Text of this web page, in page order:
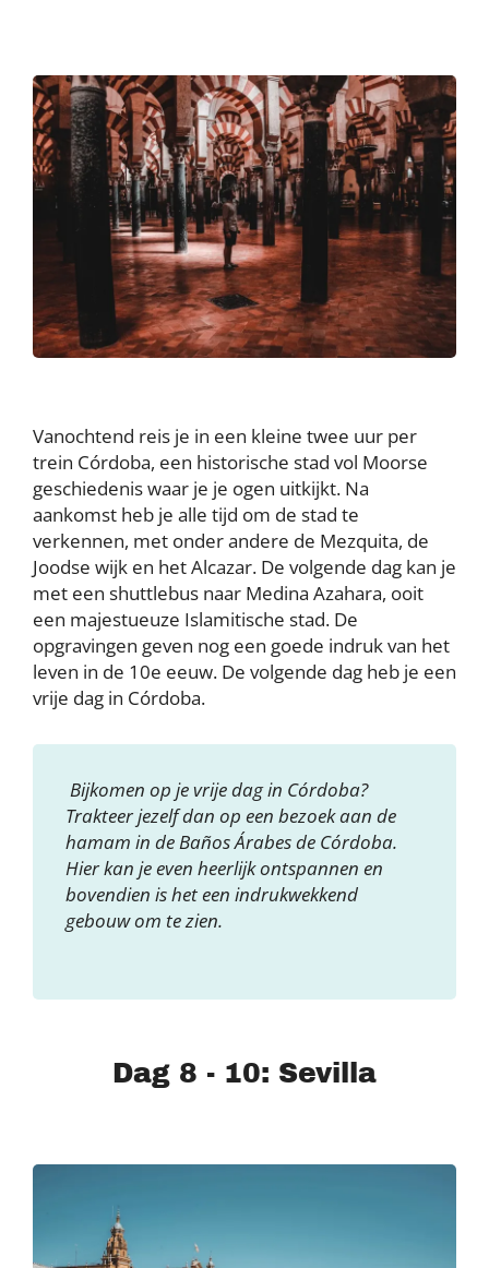
Vanochtend reis je in een kleine twee uur per
trein Córdoba, een historische stad vol Moorse
geschiedenis waar je je ogen uitkijkt. Na
aankomst heb je alle tijd om de stad te
verkennen, met onder andere de Mezquita, de
Joodse wijk en het Alcazar. De volgende dag kan je
met een shuttlebus naar Medina Azahara, ooit
een majestueuze Islamitische stad. De
opgravingen geven nog een goede indruk van het
leven in de 10e eeuw. De volgende dag heb je een
vrije dag in Córdoba.
Bijkomen op je vrije dag in Córdoba?
Trakteer jezelf dan op een bezoek aan de
hamam in de Baños Árabes de Córdoba.
Hier kan je even heerlijk ontspannen en
bovendien is het een indrukwekkend
gebouw om te zien.
Dag 8 - 10: Sevilla